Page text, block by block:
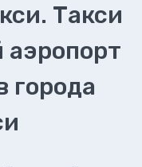
Такси
города